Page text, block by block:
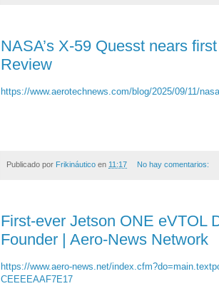
NASA’s X-59 Quesst nears
Review
https://www.aerotechnews.com/blog/2025/09/11/
Publicado por Frikináutico en 11:17 No hay comentarios:
First-ever Jetson ONE eVTOL
Founder | Aero-News Network
https://www.aero-news.net/
CEEEEAAF7E17